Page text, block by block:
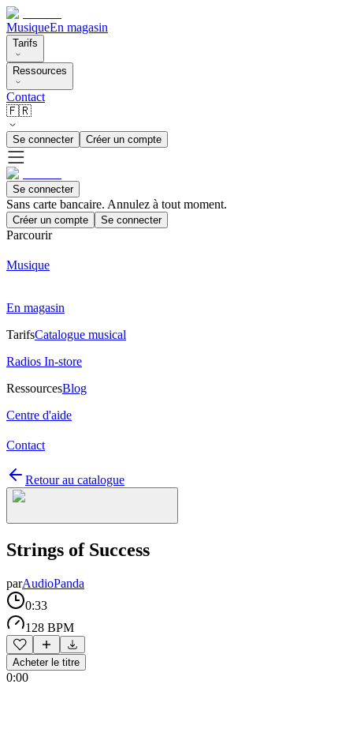
MusiqueEn magasin
Tarifs
Ressources
Contact
🇫🇷
Se connecter Créer un compte
Se connecter
Sans carte bancaire. Annulez à tout moment.
Créer un compte Se connecter
Parcourir
Musique
En magasin
TarifsCatalogue musical
Radios In-store
RessourcesBlog
Centre d'aide
Contact
Retour au catalogue
Strings of Success
parAudioPanda
0:33
128 BPM
Acheter le titre
0:00